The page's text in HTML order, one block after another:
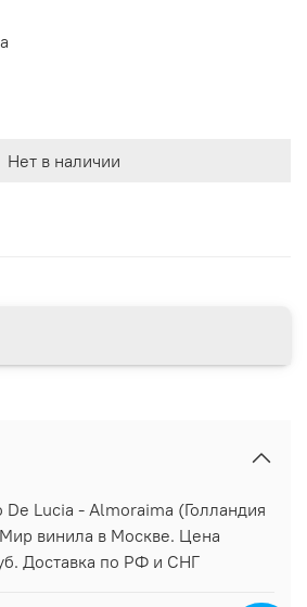
Нет в наличии
De Lucia - Almoraima (Голландия
винила в Москве. Цена
Доставка по РФ и СНГ